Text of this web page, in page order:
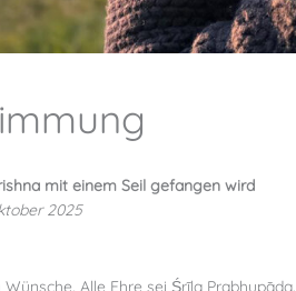
mit einem Seil gefangen wird
2025
Alle Ehre sei Śrīla Prabhupāda.